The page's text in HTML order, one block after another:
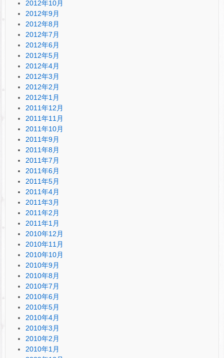
2012年10月
2012年9月
2012年8月
2012年7月
2012年6月
2012年5月
2012年4月
2012年3月
2012年2月
2012年1月
2011年12月
2011年11月
2011年10月
2011年9月
2011年8月
2011年7月
2011年6月
2011年5月
2011年4月
2011年3月
2011年2月
2011年1月
2010年12月
2010年11月
2010年10月
2010年9月
2010年8月
2010年7月
2010年6月
2010年5月
2010年4月
2010年3月
2010年2月
2010年1月